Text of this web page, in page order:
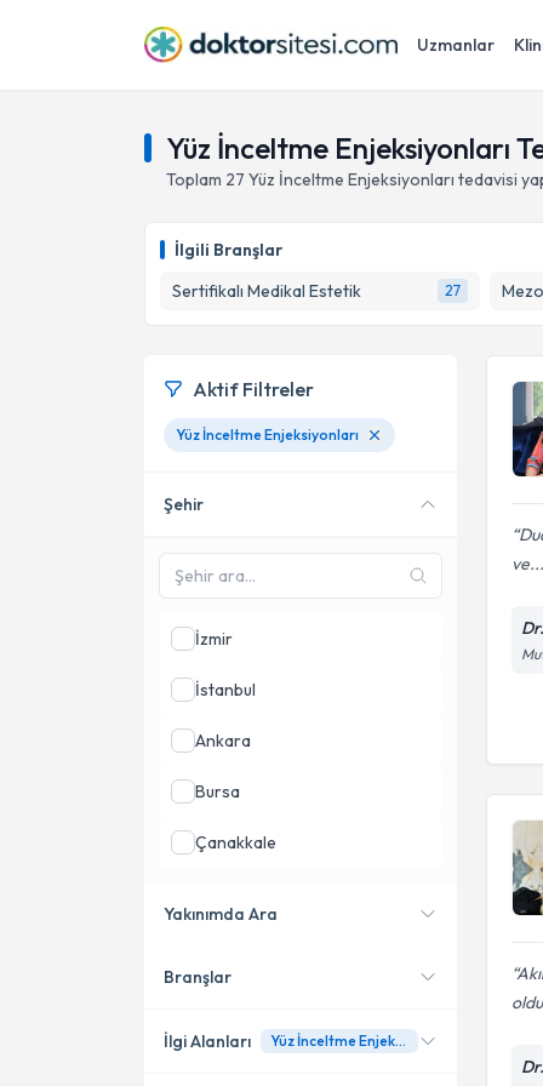
Uzmanlar
Yüz İnceltme Enjeksiyonları
Toplam 27 Yüz İnceltme Enjeksiyonları tedavisi
İlgili Branşlar
Sertifikalı Medikal Estetik
27
ve...
Aktif Filtreler
Yüz İnceltme Enjeksiyonları
Şehir
İzmir
İstanbul
Ankara
Bursa
Çanakkale
Yakınımda Ara
Konumuma yakın uzmanları
Branşlar
İlgi Alanları Yüz İnceltme Enjeksiyonları